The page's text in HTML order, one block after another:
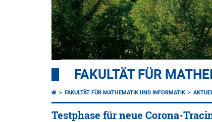
FAKULTÄT FÜR
FAKULTÄT FÜR MATHEMATIK UND INFORMATIK
Testphase für neue Corona-